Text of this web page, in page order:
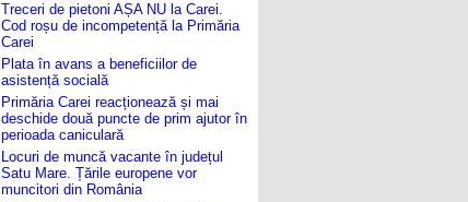
Treceri de pietoni AȘA NU la Carei.
Cod roșu de incompetență la Primăria
Carei
Plata în avans a beneficiilor de
asistență socială
Primăria Carei reacționează și mai
deschide două puncte de prim ajutor în
perioada caniculară
Locuri de muncă vacante în județul
Satu Mare. Țările europene vor
muncitori din România